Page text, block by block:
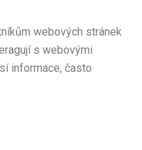
webových stránek
s webovými
informace, často